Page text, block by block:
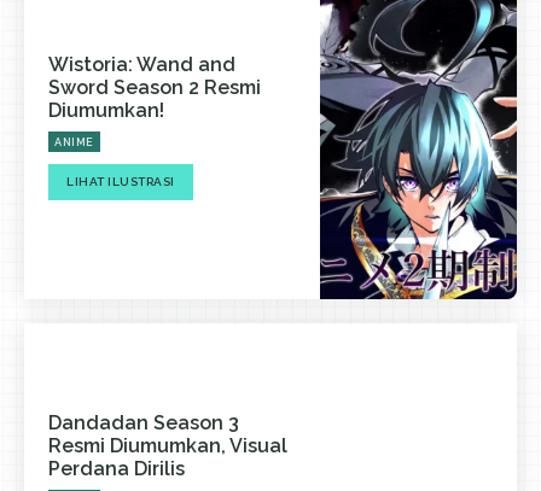
Wistoria: Wand and
Sword Season 2 Resmi
Diumumkan!
ANIME
LIHAT ILUSTRASI
Dandadan Season 3
Resmi Diumumkan, Visual
Perdana Dirilis